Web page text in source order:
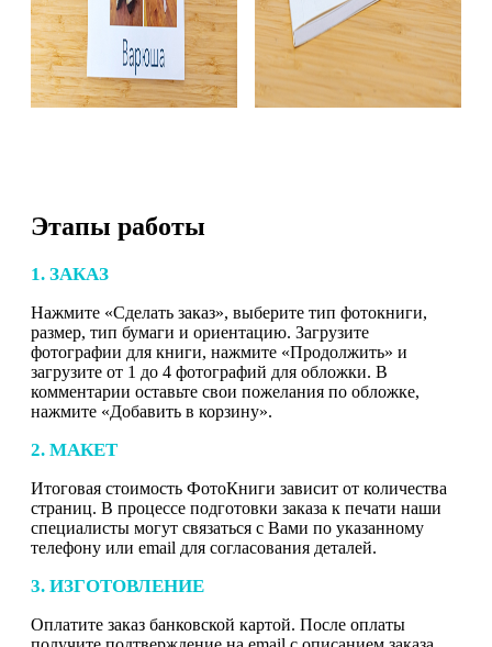
Этапы работы
1. ЗАКАЗ
Нажмите «Сделать заказ», выберите тип фотокниги,
размер, тип бумаги и ориентацию. Загрузите
фотографии для книги, нажмите «Продолжить» и
загрузите от 1 до 4 фотографий для обложки. В
комментарии оставьте свои пожелания по обложке,
нажмите «Добавить в корзину».
2. МАКЕТ
Итоговая стоимость ФотоКниги зависит от количества
страниц. В процессе подготовки заказа к печати наши
специалисты могут связаться с Вами по указанному
телефону или email для согласования деталей.
3. ИЗГОТОВЛЕНИЕ
Оплатите заказ банковской картой. После оплаты